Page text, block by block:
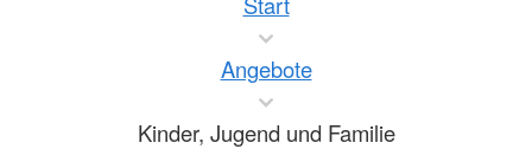
Angebote
Kinder, Jugend und Familie